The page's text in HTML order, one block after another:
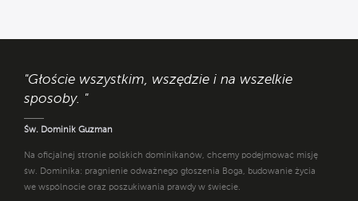
"Głoście wszystkim, wszędzie i na wszelkie
sposoby. "
Św. Dominik Guzman
Na oficjalnej stronie polskich dominikanów, chcemy podejmować misję
św. Dominika: pragnienie odważnego głoszenia Boga, budowanie życia
we wspólnocie oraz poszukiwania prawdy w świecie.